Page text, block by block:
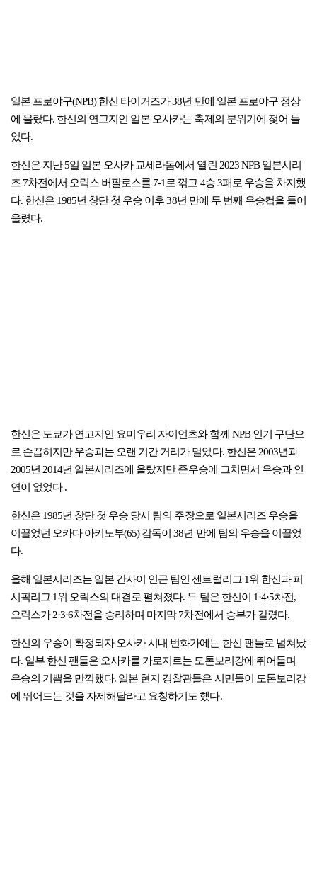
일본 프로야구(NPB) 한신 타이거즈가 38년 만에 일본 프로야구 정상
에 올랐다. 한신의 연고지인 일본 오사카는 축제의 분위기에 젖어 들
었다.
한신은 지난 5일 일본 오사카 교세라돔에서 열린 2023 NPB 일본시리
즈 7차전에서 오릭스 버팔로스를 7-1로 꺾고 4승 3패로 우승을 차지했
다. 한신은 1985년 창단 첫 우승 이후 38년 만에 두 번째 우승컵을 들어
올렸다.
한신은 도쿄가 연고지인 요미우리 자이언츠와 함께 NPB 인기 구단으
로 손꼽히지만 우승과는 오랜 기간 거리가 멀었다. 한신은 2003년과
2005년 2014년 일본시리즈에 올랐지만 준우승에 그치면서 우승과 인
연이 없었다 .
한신은 1985년 창단 첫 우승 당시 팀의 주장으로 일본시리즈 우승을
이끌었던 오카다 아키노부(65) 감독이 38년 만에 팀의 우승을 이끌었
다.
올해 일본시리즈는 일본 간사이 인근 팀인 센트럴리그 1위 한신과 퍼
시픽리그 1위 오릭스의 대결로 펼쳐졌다. 두 팀은 한신이 1·4·5차전,
오릭스가 2·3·6차전을 승리하며 마지막 7차전에서 승부가 갈렸다.
한신의 우승이 확정되자 오사카 시내 번화가에는 한신 팬들로 넘쳐났
다. 일부 한신 팬들은 오사카를 가로지르는 도톤보리강에 뛰어들며
우승의 기쁨을 만끽했다. 일본 현지 경찰관들은 시민들이 도톤보리강
에 뛰어드는 것을 자제해달라고 요청하기도 했다.